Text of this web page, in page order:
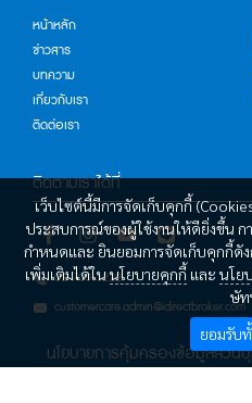
เว็บไซต์นี้มีการจัดเก็บคุกกี้
ประสบการณ์ของผู้ใช้งานให้ดียิ่งขึ้น ก
กำหนดและ ยินยอมการจัดเก็บคุกกี้ดัง
เพิ่มเติมได้ในนโยบายคุกกี้ และ นโย
ษัท
ยอมรับ
หน้าหลัก
ข่าวสาร
บทความ
เกี่ยวกับเรา
ติดต่อเรา
ติดตามเราได้ที่
02-700-5222
customercare.admin@idirectbroker.com
นโยบายการคุ้มครองข้อมูลส่วน